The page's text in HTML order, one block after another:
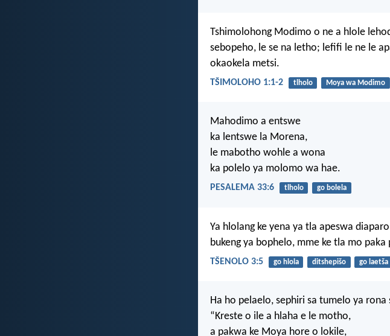
Tshimolohong Modimo o ne a hlole
sebopeho, le se na letho; lefifi le ne le
okaokela metsi.
TŠIMOLOHO 1:1-2 tlholo Moya wa Modimo
Mahodimo a entswe
ka lentswe la Morena,
le mabotho wohle a wona
ka polelo ya molomo wa hae.
PESALEMA 33:6 tlholo go bolela
Ya hlolang ke yena ya tla apeswa
bukeng ya bophelo, mme ke tla mo
TŠENOLO 3:5 go hlola ditshepišo go laetša
Ha ho pelaelo, sephiri sa tumelo ya rona
“Kreste o ile a hlaha e le motho,
a pakwa ke Moya hore o lokile,